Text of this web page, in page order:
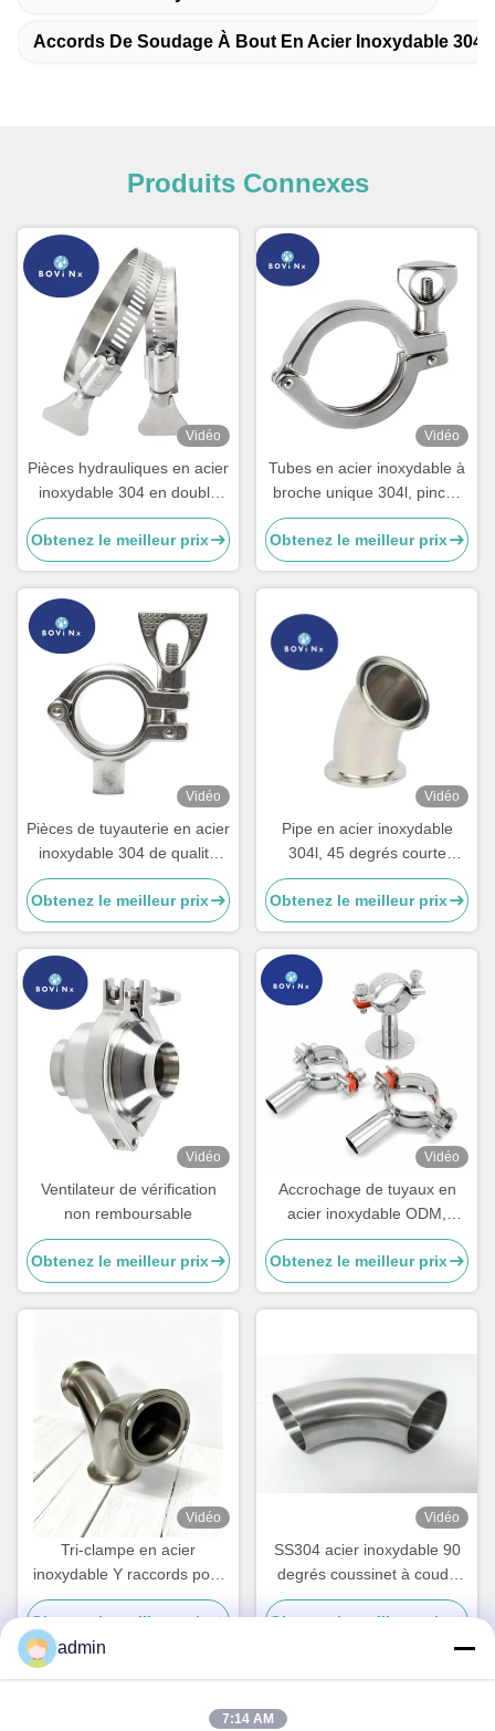
Accords De Soudage À Bout En Acier Inoxydable 304
Produits Connexes
Vidéo
Pièces hydrauliques en acier
inoxydable 304 en double
métal en plastique
Obtenez le meilleur prix
Vidéo
Tubes en acier inoxydable à
broche unique 304l, pinces
sanitaires en acier
inoxydable
Obtenez le meilleur prix
Vidéo
Pièces de tuyauterie en acier
inoxydable 304 de qualité
alimentaire
Obtenez le meilleur prix
Vidéo
Pipe en acier inoxydable
304l, 45 degrés courte
courbure coude
Obtenez le meilleur prix
Vidéo
Ventilateur de vérification
non remboursable
Obtenez le meilleur prix
Vidéo
Accrochage de tuyaux en
acier inoxydable ODM,
raccords de tubes en acier
inoxydable double 304
Obtenez le meilleur prix
Vidéo
Tri-clampe en acier
inoxydable Y raccords pour
tuyaux 3A certifié Ss 304
Obtenez le meilleur prix
Vidéo
SS304 acier inoxydable 90
degrés coussinet à coude
courte
Obtenez le meilleur prix
admin
7:14 AM